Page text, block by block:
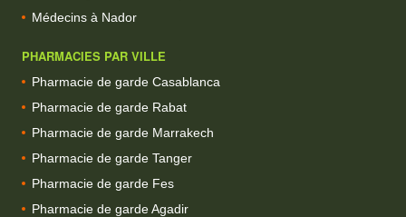
Médecins à Nador
PHARMACIES PAR VILLE
Pharmacie de garde Casablanca
Pharmacie de garde Rabat
Pharmacie de garde Marrakech
Pharmacie de garde Tanger
Pharmacie de garde Fes
Pharmacie de garde Agadir